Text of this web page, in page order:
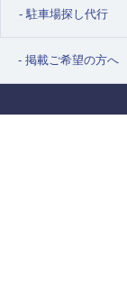
駐車場探し代行
掲載ご希望の方へ